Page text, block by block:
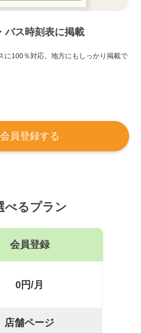
バス時刻表に掲載
に100％対応。地方にもしっかり掲載で
会員登録する
べるプラン
会員登録
0円/月
店舗ページ